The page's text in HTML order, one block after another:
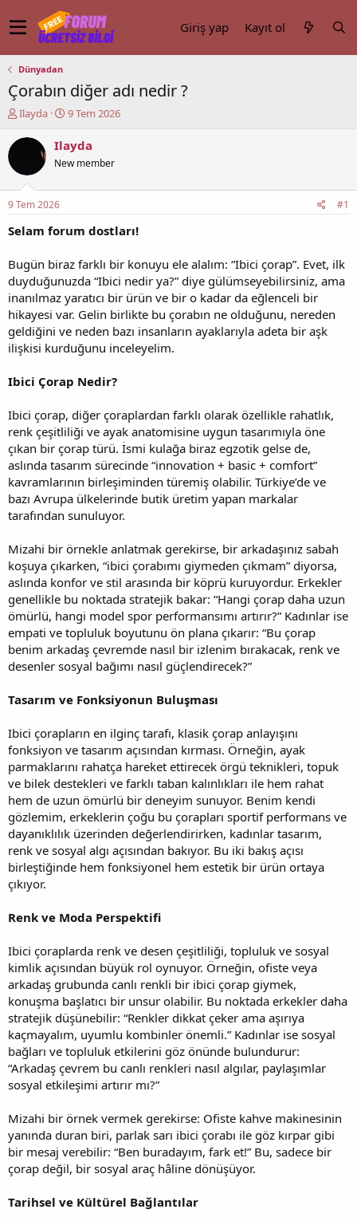
Giriş yap Kayıt ol
Dünyadan
Çorabın diğer adı nedir ?
K
n
y
b
a
ş
t
a
n
Ilayda
B
ş
a
ç
r
i
h
i
9 Tem 2026
Ilayda
New member
9 Tem 2026 #1
Selam forum dostları!
Bugün biraz farklı bir konuyu ele alalım: “Ibici çorap”. Evet, ilk
duyduğunuzda “Ibici nedir ya?” diye gülümseyebilirsiniz, ama
inanılmaz yaratıcı bir ürün ve bir o kadar da eğlenceli bir
hikayesi var. Gelin birlikte bu çorabın ne olduğunu, nereden
geldiğini ve neden bazı insanların ayaklarıyla adeta bir aşk
ilişkisi kurduğunu inceleyelim.
Ibici Çorap Nedir?
Ibici çorap, diğer çoraplardan farklı olarak özellikle rahatlık,
renk çeşitliliği ve ayak anatomisine uygun tasarımıyla öne
çıkan bir çorap türü. İsmi kulağa biraz egzotik gelse de,
aslında tasarım sürecinde “innovation + basic + comfort”
kavramlarının birleşiminden türemiş olabilir. Türkiye’de ve
bazı Avrupa ülkelerinde butik üretim yapan markalar
tarafından sunuluyor.
Mizahi bir örnekle anlatmak gerekirse, bir arkadaşınız sabah
koşuya çıkarken, “ibici çorabımı giymeden çıkmam” diyorsa,
aslında konfor ve stil arasında bir köprü kuruyordur. Erkekler
genellikle bu noktada stratejik bakar: “Hangi çorap daha uzun
ömürlü, hangi model spor performansımı artırır?” Kadınlar ise
empati ve topluluk boyutunu ön plana çıkarır: “Bu çorap
benim arkadaş çevremde nasıl bir izlenim bırakacak, renk ve
desenler sosyal bağımı nasıl güçlendirecek?”
Tasarım ve Fonksiyonun Buluşması
Ibici çorapların en ilginç tarafı, klasik çorap anlayışını
fonksiyon ve tasarım açısından kırması. Örneğin, ayak
parmaklarını rahatça hareket ettirecek örgü teknikleri, topuk
ve bilek destekleri ve farklı taban kalınlıkları ile hem rahat
hem de uzun ömürlü bir deneyim sunuyor. Benim kendi
gözlemim, erkeklerin çoğu bu çorapları sportif performans ve
dayanıklılık üzerinden değerlendirirken, kadınlar tasarım,
renk ve sosyal algı açısından bakıyor. Bu iki bakış açısı
birleştiğinde hem fonksiyonel hem estetik bir ürün ortaya
çıkıyor.
Renk ve Moda Perspektifi
Ibici çoraplarda renk ve desen çeşitliliği, topluluk ve sosyal
kimlik açısından büyük rol oynuyor. Örneğin, ofiste veya
arkadaş grubunda canlı renkli bir ibici çorap giymek,
konuşma başlatıcı bir unsur olabilir. Bu noktada erkekler daha
stratejik düşünebilir: “Renkler dikkat çeker ama aşırıya
kaçmayalım, uyumlu kombinler önemli.” Kadınlar ise sosyal
bağları ve topluluk etkilerini göz önünde bulundurur:
“Arkadaş çevrem bu canlı renkleri nasıl algılar, paylaşımlar
sosyal etkileşimi artırır mı?”
Mizahi bir örnek vermek gerekirse: Ofiste kahve makinesinin
yanında duran biri, parlak sarı ibici çorabı ile göz kırpar gibi
bir mesaj verebilir: “Ben buradayım, fark et!” Bu, sadece bir
çorap değil, bir sosyal araç hâline dönüşüyor.
Tarihsel ve Kültürel Bağlantılar